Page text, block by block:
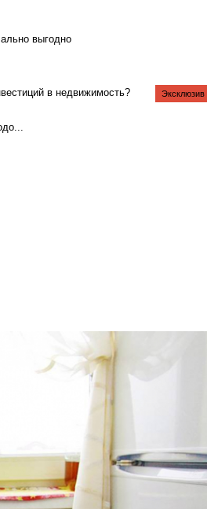
выгодно
в недвижимость?
Эксклюзив